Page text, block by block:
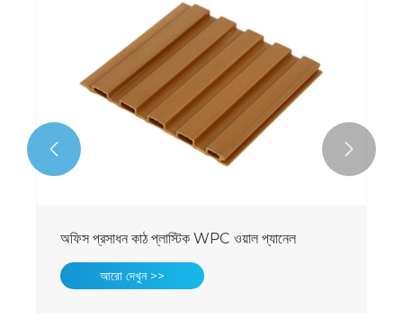
অফিস প্রসাধন কাঠ প্লাস্টিক WPC ওয়াল প্যানেল
আরো দেখুন >>
 